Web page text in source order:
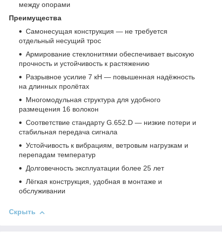
между опорами
Преимущества
Самонесущая конструкция — не требуется
отдельный несущий трос
Армирование стеклонитями обеспечивает высокую
прочность и устойчивость к растяжению
Разрывное усилие 7 кН — повышенная надёжность
на длинных пролётах
Многомодульная структура для удобного
размещения 16 волокон
Соответствие стандарту G.652.D — низкие потери и
стабильная передача сигнала
Устойчивость к вибрациям, ветровым нагрузкам и
перепадам температур
Долговечность эксплуатации более 25 лет
Лёгкая конструкция, удобная в монтаже и
обслуживании
Скрыть